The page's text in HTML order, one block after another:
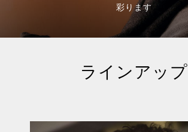
彩ります
ラインアップ